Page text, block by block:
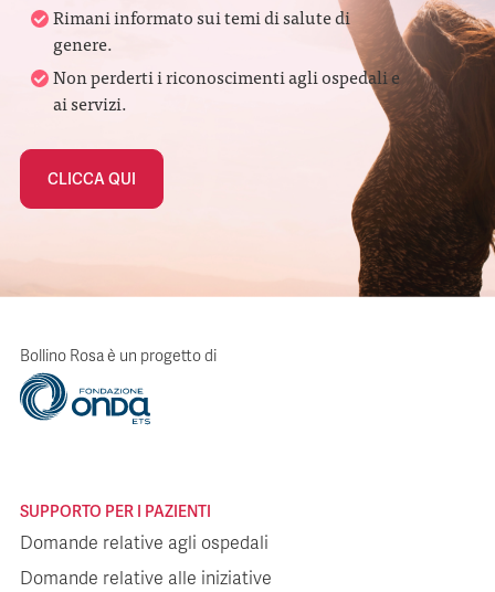
Rimani informato sui temi di salute di
genere.
Non perderti i riconoscimenti agli ospedali e
ai servizi.
CLICCA QUI
Bollino Rosa è un progetto di
SUPPORTO PER I PAZIENTI
Domande relative agli ospedali
Domande relative alle iniziative